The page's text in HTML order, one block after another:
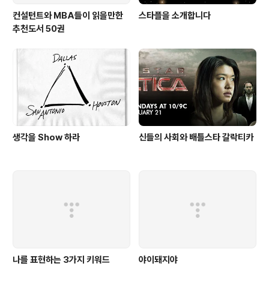
컨설턴트와 MBA들이 읽을만한
추천도서 50권
스타플을 소개합니다
생각을 Show 하라 신들의 사회와 배틀스타 갈락티카
나를 표현하는 3가지 키워드 야이돼지야